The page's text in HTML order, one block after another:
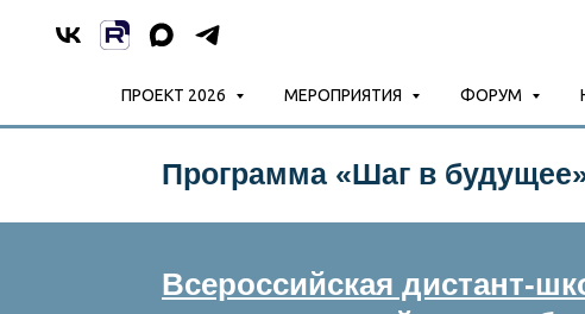
ПРОЕКТ 2026 МЕРОПРИЯТИЯ ФОРУМ
Программа «Шаг в
Всероссийская дистант-